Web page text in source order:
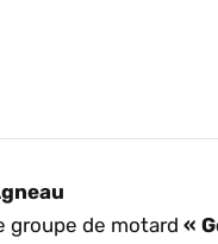
groupe de motard «